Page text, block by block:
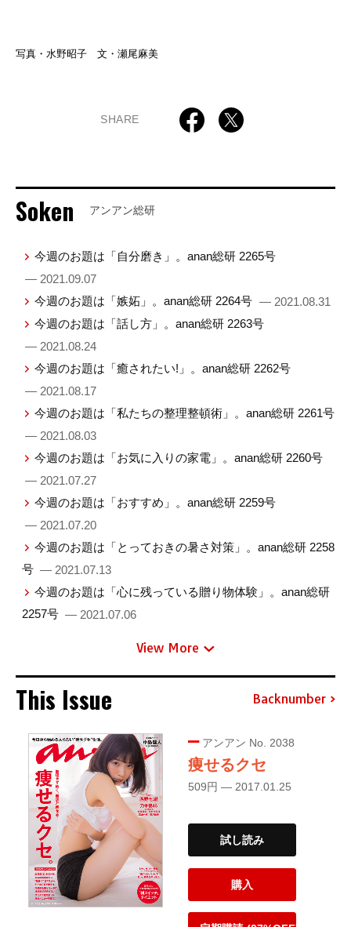
写真・水野昭子 文・瀬尾麻美
SHARE
Soken アンアン総研
今週のお題は「自分磨き」。anan総研 2265号
— 2021.09.07
今週のお題は「嫉妬」。anan総研 2264号 — 2021.08.31
今週のお題は「話し方」。anan総研 2263号
— 2021.08.24
今週のお題は「癒されたい!」。anan総研 2262号
— 2021.08.17
今週のお題は「私たちの整理整頓術」。anan総研 2261号
— 2021.08.03
今週のお題は「お気に入りの家電」。anan総研 2260号
— 2021.07.27
今週のお題は「おすすめ」。anan総研 2259号
— 2021.07.20
今週のお題は「とっておきの暑さ対策」。anan総研 2258
号 — 2021.07.13
今週のお題は「心に残っている贈り物体験」。anan総研
2257号 — 2021.07.06
View More
This Issue Backnumber
アンアン No. 2038
痩せるクセ
509円 — 2017.01.25
試し読み
購入